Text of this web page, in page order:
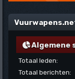
Algemene
Totaal leden:
Totaal berichten: